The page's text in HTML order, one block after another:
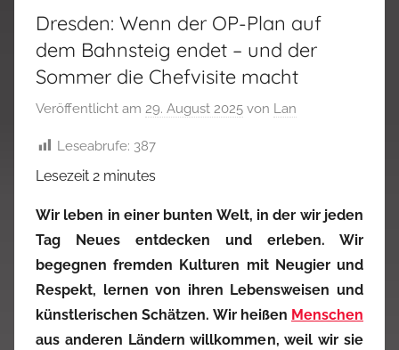
Dresden: Wenn der OP-Plan auf
dem Bahnsteig endet – und der
Sommer die Chefvisite macht
Veröffentlicht am 29. August 2025 von Lan
Leseabrufe: 387
Lesezeit 2 minutes
Wir leben in einer bunten Welt, in der wir jeden
Tag Neues entdecken und erleben. Wir
begegnen fremden Kulturen mit Neugier und
Respekt, lernen von ihren Lebensweisen und
künstlerischen Schätzen. Wir heißen Menschen
aus anderen Ländern willkommen, weil wir sie